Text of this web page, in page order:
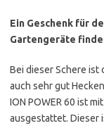
Ein Geschenk für
Gartengeräte
Bei dieser Schere ist
auch sehr gut
ION POWER 60 ist
ausgestattet. Dieser